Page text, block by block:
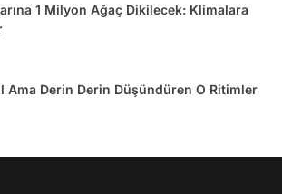
1 Milyon Ağaç Dikilecek: Klimalara
Ama Derin Derin Düşündüren O Ritimler